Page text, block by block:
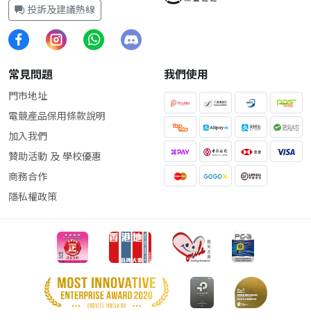
投訴及建議熱線
常見問題
門市地址
電競產品保用條款說明
加入我們
贊助活動 及 學校優惠
商務合作
隱私權政策
我們使用